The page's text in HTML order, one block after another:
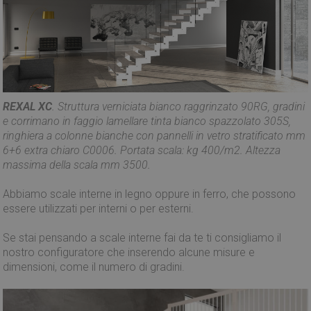
REXAL XC . Struttura verniciata bianco raggrinzato 90RG, gradini
e corrimano in faggio lamellare tinta bianco spazzolato 305S,
ringhiera a colonne bianche con pannelli in vetro stratificato mm
6+6 extra chiaro C0006. Portata scala: kg 400/m2. Altezza
massima della scala mm 3500.
Abbiamo scale interne in legno oppure in ferro, che possono
essere utilizzati per interni o per esterni.
Se stai pensando a scale interne fai da te ti consigliamo il
nostro configuratore che inserendo alcune misure e
dimensioni, come il numero di gradini.